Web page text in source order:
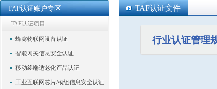
TAF认证账户专区
TAF认证项目
蜂窝物联网设备认证
智能网关信息安全认证
移动终端适老化产品认证
工业互联网芯片/模组信息安全认证
TAF认证文件
行业认证管理